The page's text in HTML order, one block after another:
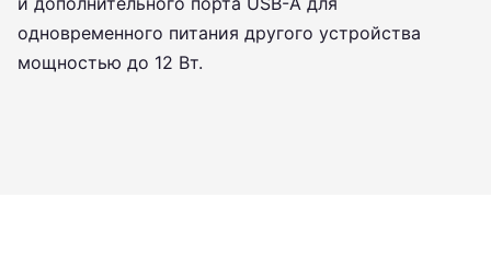
одновременного питания другого устройства
мощностью до 12 Вт.